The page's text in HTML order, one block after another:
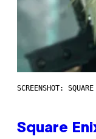
SCREENSHOT:
Square